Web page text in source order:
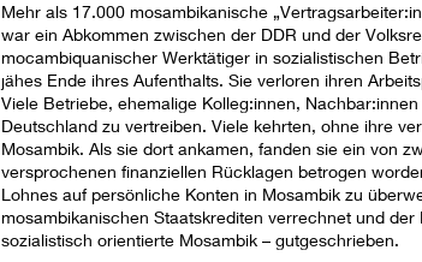
Mehr als 17.000 mosambikanische
war ein Abkommen zwischen der DDR und der
mocambiquanischer Werktätiger in sozialistischen
jähes Ende ihres Aufenthalts. Sie verloren ihren
Viele Betriebe, ehemalige Kolleg:innen,
Deutschland zu vertreiben. Viele kehrten, ohne ihre
Mosambik. Als sie dort ankamen, fanden sie ein von
versprochenen finanziellen Rücklagen betrogen
Lohnes auf persönliche Konten in Mosambik zu
mosambikanischen Staatskrediten verrechnet und
sozialistisch orientierte Mosambik – gutgeschrieben.